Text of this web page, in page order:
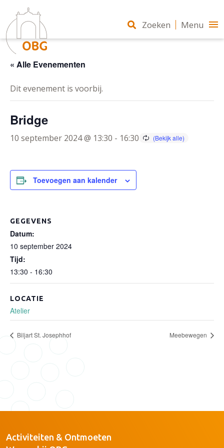
« Alle Evenementen
Dit evenement is voorbij.
Bridge
10 september 2024 @ 13:30 - 16:30
Toevoegen aan kalender
GEGEVENS
Datum:
10 september 2024
Tijd:
13:30 - 16:30
LOCATIE
Atelier
Biljart St. Josephhof Meebewegen
Activiteiten & Ontmoeten
Zoeken Menu